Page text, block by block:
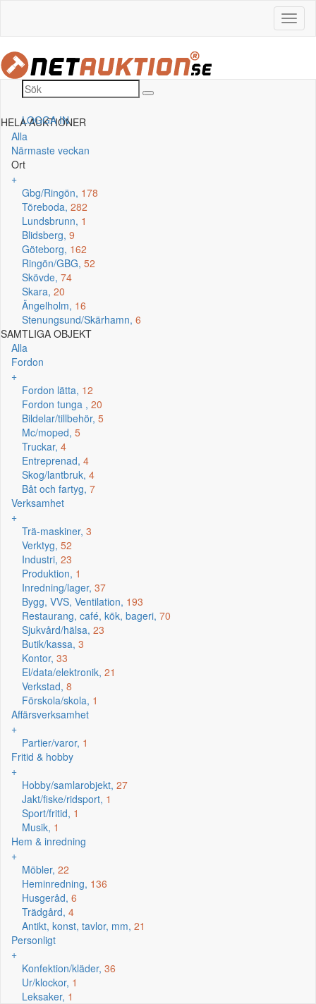
LOGGA IN
HELA AUKTIONER
Alla
Närmaste veckan
Ort
+
Gbg/Ringön, 178
Töreboda, 282
Lundsbrunn, 1
Blidsberg, 9
Göteborg, 162
Ringön/GBG, 52
Skövde, 74
Skara, 20
Ängelholm, 16
Stenungsund/Skärhamn, 6
SAMTLIGA OBJEKT
Alla
Fordon
+
Fordon lätta, 12
Fordon tunga , 20
Bildelar/tillbehör, 5
Mc/moped, 5
Truckar, 4
Entreprenad, 4
Skog/lantbruk, 4
Båt och fartyg, 7
Verksamhet
+
Trä-maskiner, 3
Verktyg, 52
Industri, 23
Produktion, 1
Inredning/lager, 37
Bygg, VVS, Ventilation, 193
Restaurang, café, kök, bageri, 70
Sjukvård/hälsa, 23
Butik/kassa, 3
Kontor, 33
El/data/elektronik, 21
Verkstad, 8
Förskola/skola, 1
Affärsverksamhet
+
Partier/varor, 1
Fritid & hobby
+
Hobby/samlarobjekt, 27
Jakt/fiske/ridsport, 1
Sport/fritid, 1
Musik, 1
Hem & inredning
+
Möbler, 22
Heminredning, 136
Husgeråd, 6
Trädgård, 4
Antikt, konst, tavlor, mm, 21
Personligt
+
Konfektion/kläder, 36
Ur/klockor, 1
Leksaker, 1